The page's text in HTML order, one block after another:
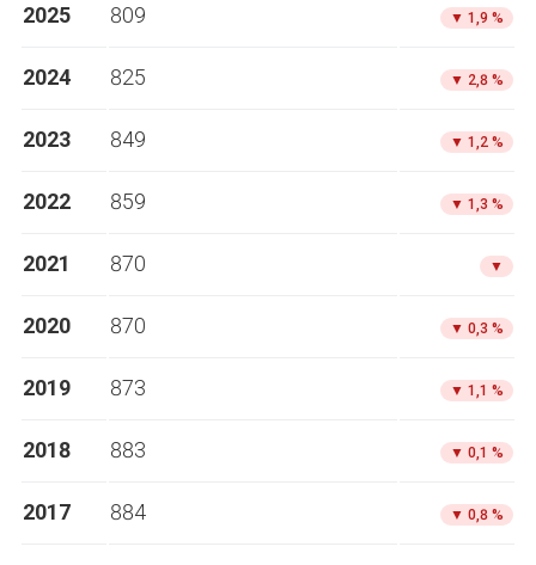
2025 809 ▼ 1,9 %
2024 825 ▼ 2,8 %
2023 849 ▼ 1,2 %
2022 859 ▼ 1,3 %
2021 870 ▼
2020 870 ▼ 0,3 %
2019 873 ▼ 1,1 %
2018 883 ▼ 0,1 %
2017 884 ▼ 0,8 %